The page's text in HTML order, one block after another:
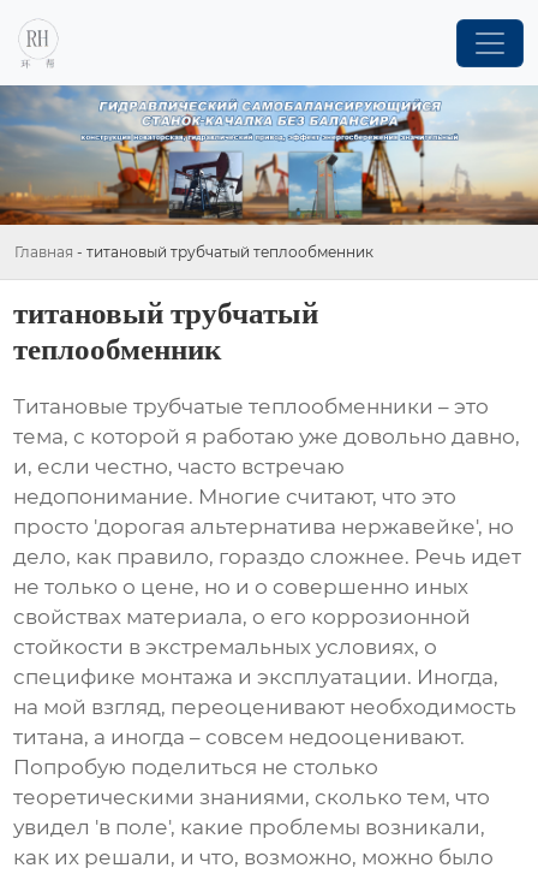
Главная - титановый трубчатый теплообменник
титановый трубчатый
теплообменник
Титановые трубчатые теплообменники – это
тема, с которой я работаю уже довольно давно,
и, если честно, часто встречаю
недопонимание. Многие считают, что это
просто 'дорогая альтернатива нержавейке', но
дело, как правило, гораздо сложнее. Речь идет
не только о цене, но и о совершенно иных
свойствах материала, о его коррозионной
стойкости в экстремальных условиях, о
специфике монтажа и эксплуатации. Иногда,
на мой взгляд, переоценивают необходимость
титана, а иногда – совсем недооценивают.
Попробую поделиться не столько
теоретическими знаниями, сколько тем, что
увидел 'в поле', какие проблемы возникали,
как их решали, и что, возможно, можно было